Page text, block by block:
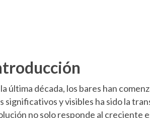
la última década, los bares han
significativos y visibles ha sido la
no solo responde al creciente